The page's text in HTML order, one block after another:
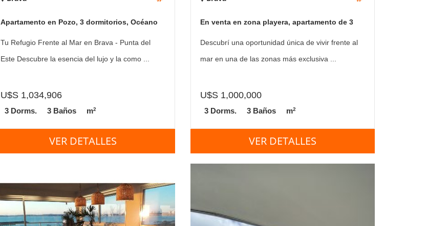
Apartamento en Pozo, 3 dormitorios, Océano
Brava
Tu Refugio Frente al Mar en Brava - Punta del
Este Descubre la esencia del lujo y la como ...
U$S 1,034,906
3 Dorms. 3 Baños m2
VER DETALLES
En venta en zona playera, apartamento de 3
dormitorios en Brava, Punta del Este
Descubrí una oportunidad única de vivir frente al
mar en una de las zonas más exclusiva ...
U$S 1,000,000
3 Dorms. 3 Baños m2
VER DETALLES